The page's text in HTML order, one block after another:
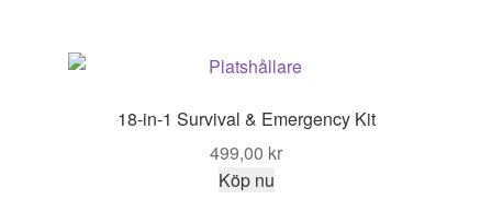
18-in-1 Survival & Emergency Kit
499,00 kr
Köp nu